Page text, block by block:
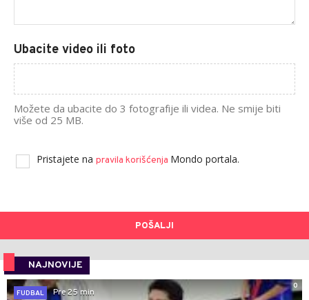
Ubacite video ili foto
Možete da ubacite do 3 fotografije ili videa. Ne smije biti
više od 25 MB.
Pristajete na pravila korišćenja Mondo portala.
POŠALJI
NAJNOVIJE
0
FUDBAL
Pre 25 min